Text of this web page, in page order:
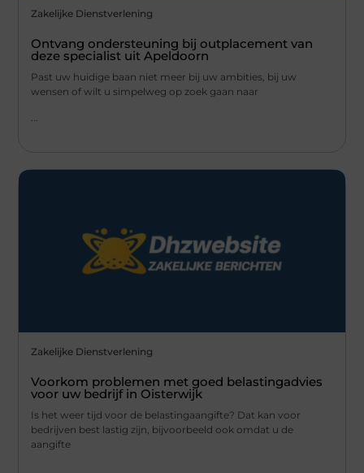
Zakelijke Dienstverlening
Ontvang ondersteuning bij outplacement van
deze specialist uit Apeldoorn
Past uw huidige baan niet meer bij uw ambities, bij uw
wensen of wilt u simpelweg op zoek gaan naar
Zakelijke Dienstverlening
Voorkom problemen met goed belastingadvies
voor uw bedrijf in Oisterwijk
Is het weer tijd voor de belastingaangifte? Dat kan voor
bedrijven best lastig zijn, bijvoorbeeld ook omdat u de
aangifte